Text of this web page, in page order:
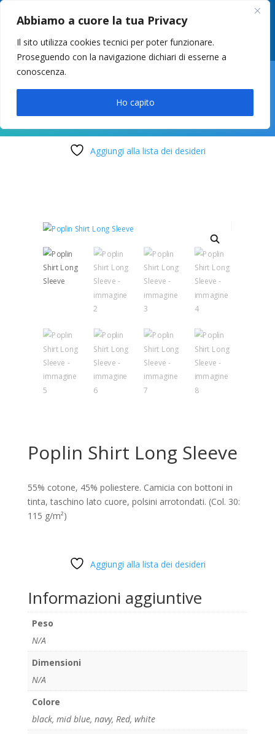
Abbiamo a cuore la tua Privacy
Il sito utilizza cookies tecnici per poter funzionare.
Proseguendo con la navigazione dichiari di esserne a
conoscenza.
Ho capito
049 8627946 –info@cstosetto.it
LUN-VEN 9-12 / 14:30-17
Aggiungi alla lista dei desideri
Poplin Shirt Long Sleeve
55% cotone, 45% poliestere. Camicia con bottoni in
tinta, taschino lato cuore, polsini arrotondati. (Col. 30:
115 g/m²)
Aggiungi alla lista dei desideri
Informazioni aggiuntive
Peso
N/A
Dimensioni
N/A
Colore
black, mid blue, navy, Red, white